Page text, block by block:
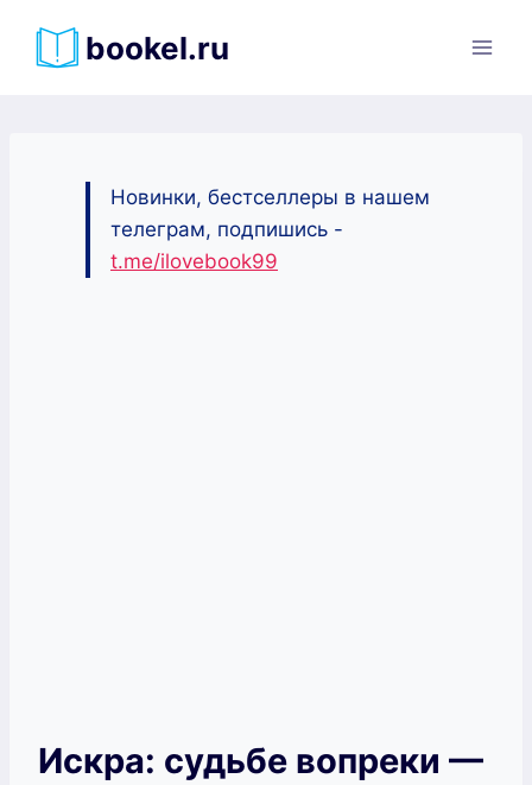
bookel.ru
Новинки, бестселлеры в нашем
телеграм, подпишись -
t.me/ilovebook99
Искра: судьбе вопреки —